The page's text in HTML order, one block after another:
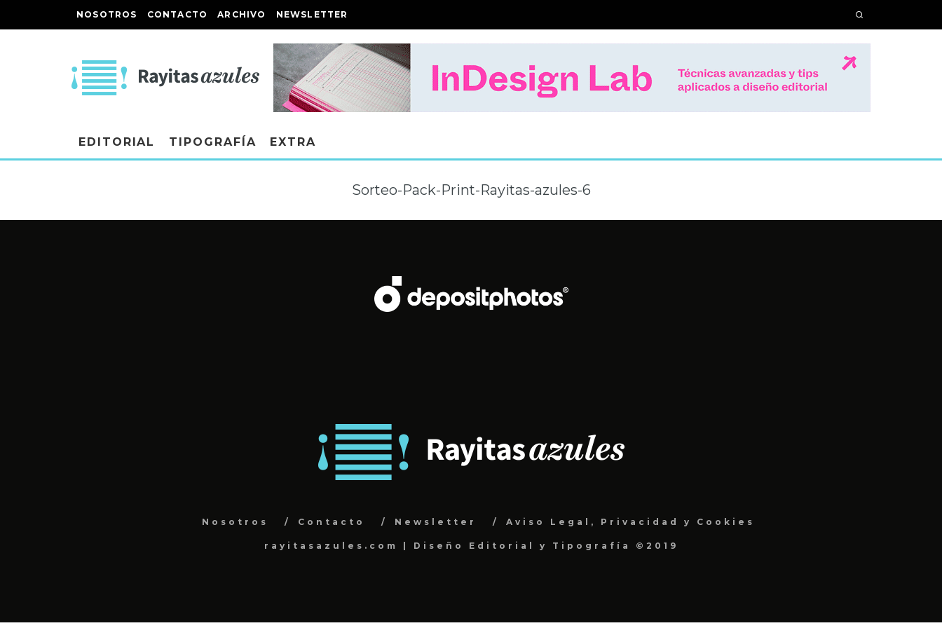
NOSOTROS CONTACTO ARCHIVO NEWSLETTER
EDITORIAL TIPOGRAFÍA EXTRA
Sorteo-Pack-Print-Rayitas-azules-6
Nosotros Contacto Newsletter Aviso Legal, Privacidad y Cookies
rayitasazules.com | Diseño Editorial y Tipografía ©2019